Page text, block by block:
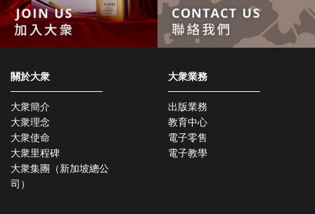
關於大衆
大衆簡介
大衆理念
大衆使命
大衆里程碑
大衆集團（新加坡總公
司）
大衆業務
出版業務
教育中心
電子零售
電子教學